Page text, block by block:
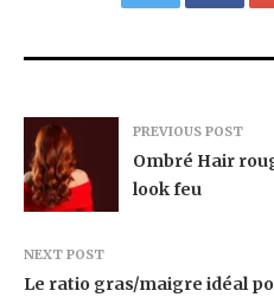
PREVIOUS POST
Ombré Hair
look feu
NEXT POST
Le ratio gras/maigre idéal